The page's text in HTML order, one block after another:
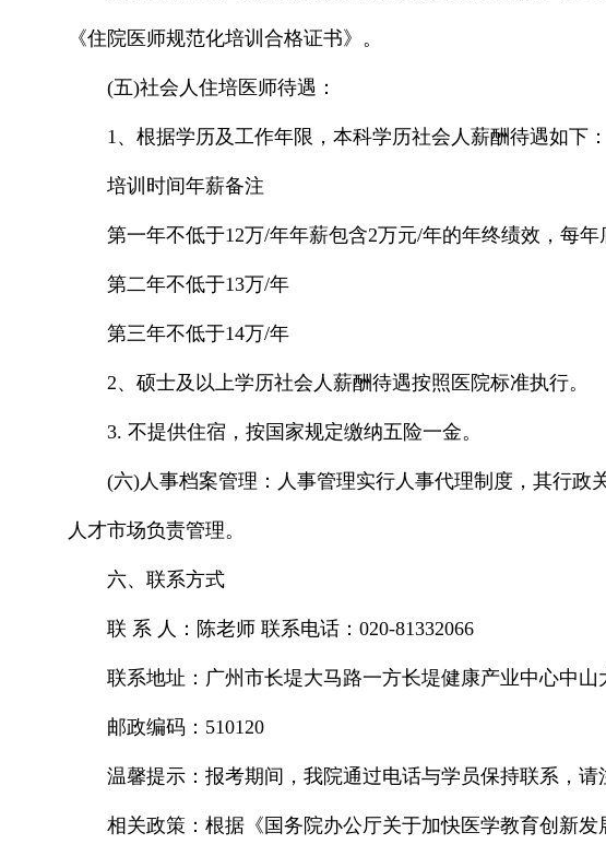
《住院医师规范化培训合格证书》。
(五)社会人住培医师待遇：
1、根据学历及工作年限，本科学历社会人薪酬待遇如下：
培训时间年薪备注
第一年不低于12万/年年薪包含2万元/年的年终绩效，每年
第二年不低于13万/年
第三年不低于14万/年
2、硕士及以上学历社会人薪酬待遇按照医院标准执行。
3. 不提供住宿，按国家规定缴纳五险一金。
(六)人事档案管理：人事管理实行人事代理制度，其行政
人才市场负责管理。
六、联系方式
联 系 人：陈老师 联系电话：020-81332066
联系地址：广州市长堤大马路一方长堤健康产业中心中
邮政编码：510120
温馨提示：报考期间，我院通过电话与学员保持联系，请
相关政策：根据《国务院办公厅关于加快医学教育创新发